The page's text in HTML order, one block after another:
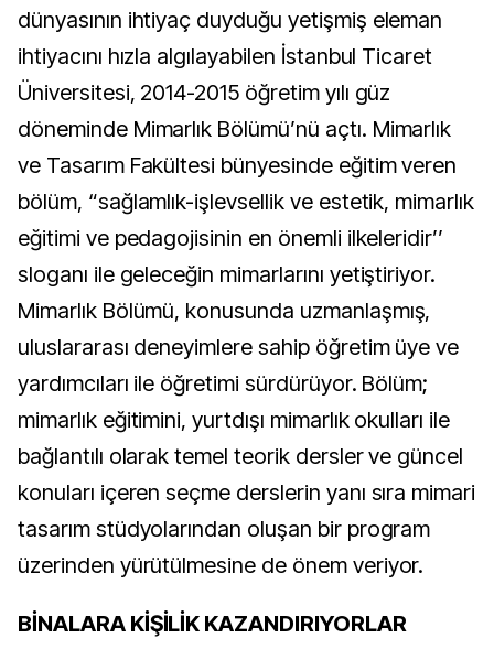
dünyasının ihtiyaç duyduğu yetişmiş eleman
ihtiyacını hızla algılayabilen İstanbul Ticaret
Üniversitesi, 2014-2015 öğretim yılı güz
döneminde Mimarlık Bölümü’nü açtı. Mimarlık
ve Tasarım Fakültesi bünyesinde eğitim veren
bölüm, “sağlamlık-işlevsellik ve estetik, mimarlık
eğitimi ve pedagojisinin en önemli ilkeleridir’’
sloganı ile geleceğin mimarlarını yetiştiriyor.
Mimarlık Bölümü, konusunda uzmanlaşmış,
uluslararası deneyimlere sahip öğretim üye ve
yardımcıları ile öğretimi sürdürüyor. Bölüm;
mimarlık eğitimini, yurtdışı mimarlık okulları ile
bağlantılı olarak temel teorik dersler ve güncel
konuları içeren seçme derslerin yanı sıra mimari
tasarım stüdyolarından oluşan bir program
üzerinden yürütülmesine de önem veriyor.
BİNALARA KİŞİLİK KAZANDIRIYORLAR